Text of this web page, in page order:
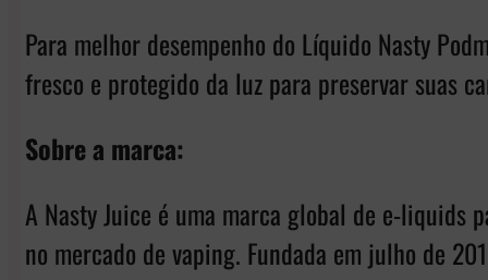
Para melhor desempenho do Líquido Nasty
fresco e protegido da luz para preservar suas
Sobre a marca:
A Nasty Juice é uma marca global de e-liquids
no mercado de vaping. Fundada em julho de